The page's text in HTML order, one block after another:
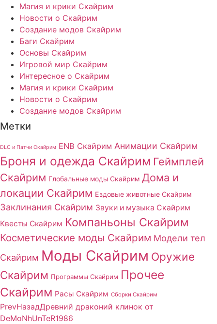
Магия и крики Скайрим
Новости о Скайрим
Создание модов Скайрим
Баги Скайрим
Основы Скайрим
Игровой мир Скайрим
Интересное о Скайрим
Магия и крики Скайрим
Новости о Скайрим
Создание модов Скайрим
Метки
DLC и Патчи Скайрим ENB Скайрим Анимации Скайрим
Броня и одежда Скайрим Геймплей
Скайрим Глобальные моды Скайрим Дома и
локации Скайрим Ездовые животные Скайрим
Заклинания Скайрим Звуки и музыка Скайрим
Квесты Скайрим Компаньоны Скайрим
Косметические моды Скайрим Модели тел
Скайрим Моды Скайрим Оружие
Скайрим Программы Скайрим Прочее
Скайрим Расы Скайрим Сборки Скайрим
PrevНазадДревний драконий клинок от
DeMoNhUnTeR1986